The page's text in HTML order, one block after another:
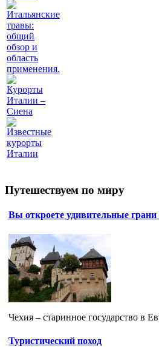
Итальянские
травы:
общий
обзор и
область
применения.
Курорты
Италии –
Сиена
Известные
курорты
Италии
Путешествуем по миру
Вы откроете удивительные
Чехия – старинное государство в
Туристический поход